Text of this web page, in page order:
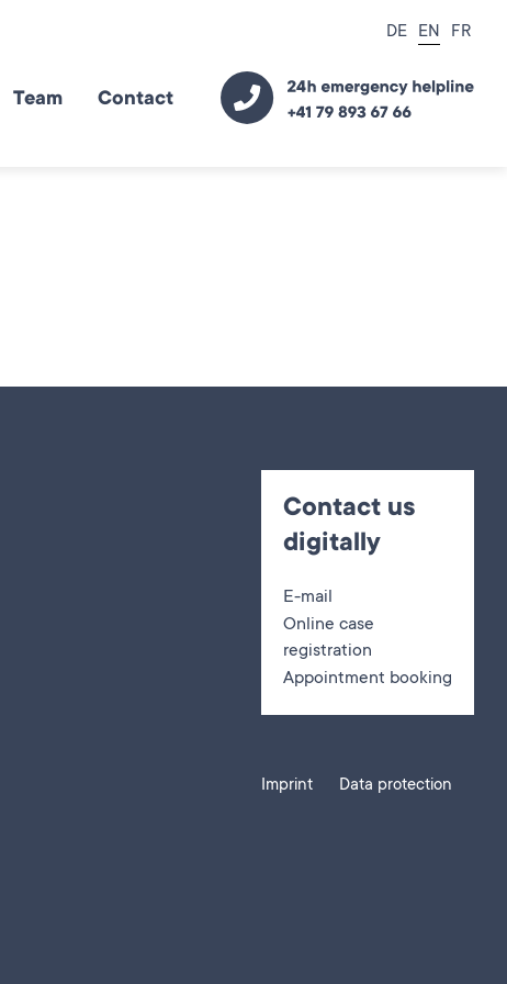
Team Contact
DE EN FR
Contact us
digitally
E-mail
Online case
registration
Appointment booking
Imprint Data protection